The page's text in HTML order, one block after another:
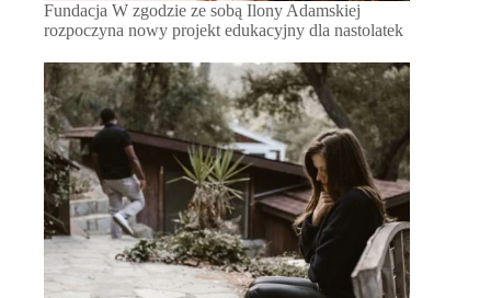
Fundacja W zgodzie ze sobą Ilony Adamskiej
rozpoczyna nowy projekt edukacyjny dla nastolatek